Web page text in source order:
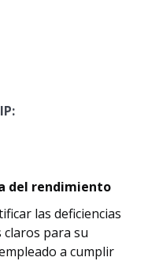
del rendimiento
las deficiencias
para su
a cumplir